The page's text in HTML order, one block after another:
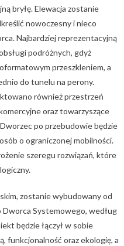
bryłę. Elewacja zostanie
nowoczesny i nieco
Najbardziej reprezentacyjną
podróżnych, gdyż
przeszkleniem, a
do tunelu na perony.
również przestrzeń
oraz towarzyszące
po przebudowie będzie
o ograniczonej mobilności.
szeregu rozwiązań, które
zostanie wybudowany od
Systemowego, według
będzie łączył w sobie
funkcjonalność oraz ekologię, a